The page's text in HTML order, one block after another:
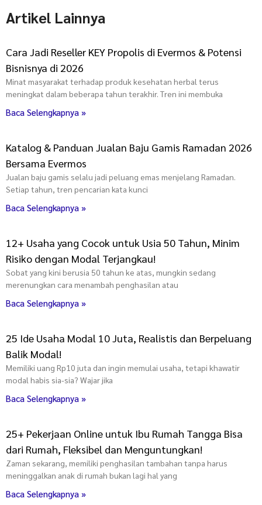
Artikel Lainnya
Cara Jadi Reseller KEY Propolis di Evermos & Potensi
Bisnisnya di 2026
Minat masyarakat terhadap produk kesehatan herbal terus
meningkat dalam beberapa tahun terakhir. Tren ini membuka
Baca Selengkapnya »
Katalog & Panduan Jualan Baju Gamis Ramadan 2026
Bersama Evermos
Jualan baju gamis selalu jadi peluang emas menjelang Ramadan.
Setiap tahun, tren pencarian kata kunci
Baca Selengkapnya »
12+ Usaha yang Cocok untuk Usia 50 Tahun, Minim
Risiko dengan Modal Terjangkau!
Sobat yang kini berusia 50 tahun ke atas, mungkin sedang
merenungkan cara menambah penghasilan atau
Baca Selengkapnya »
25 Ide Usaha Modal 10 Juta, Realistis dan Berpeluang
Balik Modal!
Memiliki uang Rp10 juta dan ingin memulai usaha, tetapi khawatir
modal habis sia-sia? Wajar jika
Baca Selengkapnya »
25+ Pekerjaan Online untuk Ibu Rumah Tangga Bisa
dari Rumah, Fleksibel dan Menguntungkan!
Zaman sekarang, memiliki penghasilan tambahan tanpa harus
meninggalkan anak di rumah bukan lagi hal yang
Baca Selengkapnya »